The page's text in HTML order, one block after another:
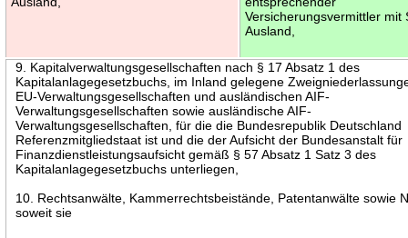
Versicherungsvermittler mit
Ausland,
9. Kapitalverwaltungsgesellschaften nach § 17 Absatz 1 des
Kapitalanlagegesetzbuchs, im Inland gelegene
EU-Verwaltungsgesellschaften und ausländischen AIF-
Verwaltungsgesellschaften sowie ausländische AIF-
Verwaltungsgesellschaften, für die die Bundesrepublik Deutschland
Referenzmitgliedstaat ist und die der Aufsicht der Bundesanstalt für
Finanzdienstleistungsaufsicht gemäß § 57 Absatz 1 Satz 3 des
Kapitalanlagegesetzbuchs unterliegen,
10. Rechtsanwälte, Kammerrechtsbeistände, Patentanwälte sowie
soweit sie